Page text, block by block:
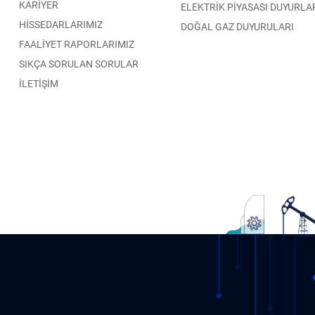
KARİYER
HİSSEDARLARIMIZ
FAALİYET RAPORLARIMIZ
SIKÇA SORULAN SORULAR
İLETİŞİM
ELEKTRİK PİYASASI
DOĞAL GAZ DUYURULARI